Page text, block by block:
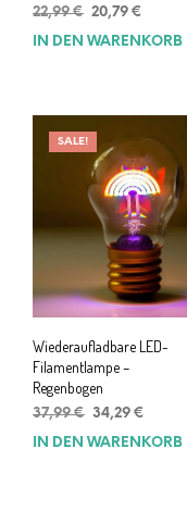
22,99€ Ursprünglicher
Preis
20,79 €
Preis
IN DEN WARENKORB
SALE!
Wiederaufladbare LED-
Filamentlampe –
Regenbogen
37,99€ Ursprünglicher
Preis
34,29 €
Preis
IN DEN WARENKORB